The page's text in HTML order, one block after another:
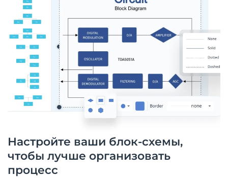
Настройте ваши блок-схемы,
чтобы лучше организовать
процесс